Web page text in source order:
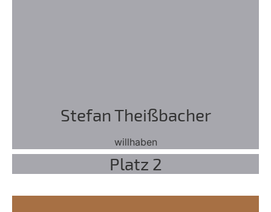
Stefan Theißbacher
willhaben
Platz 2